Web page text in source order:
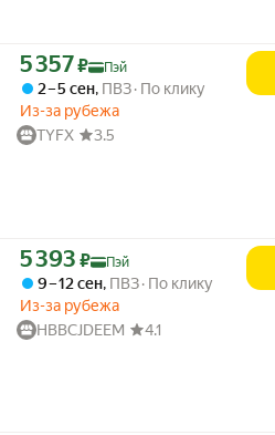
Цена с картой Яндекс Пэй 5357 ₽ вместо
5 357₽ Пэй
2 – 5 сен, ПВЗ По клику
Из-за рубежа
TYFX
3.5
Цена с картой Яндекс Пэй 5393 ₽ вместо
5 393 ₽ Пэй
9 – 12 сен, ПВЗ По клику
Из-за рубежа
HBBCJDEEM
4.1